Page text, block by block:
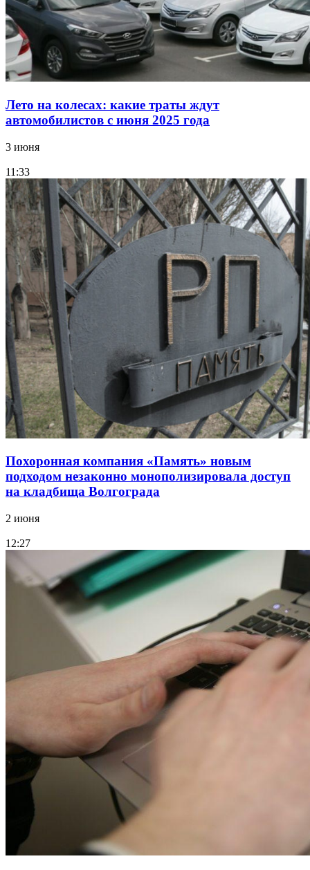
Лето на колесах: какие траты ждут
автомобилистов с июня 2025 года
3 июня
11:33
Похоронная компания «Память» новым
подходом незаконно монополизировала доступ
на кладбища Волгограда
2 июня
12:27